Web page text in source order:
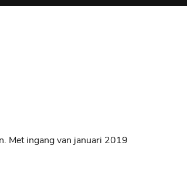
Met ingang van januari 2019